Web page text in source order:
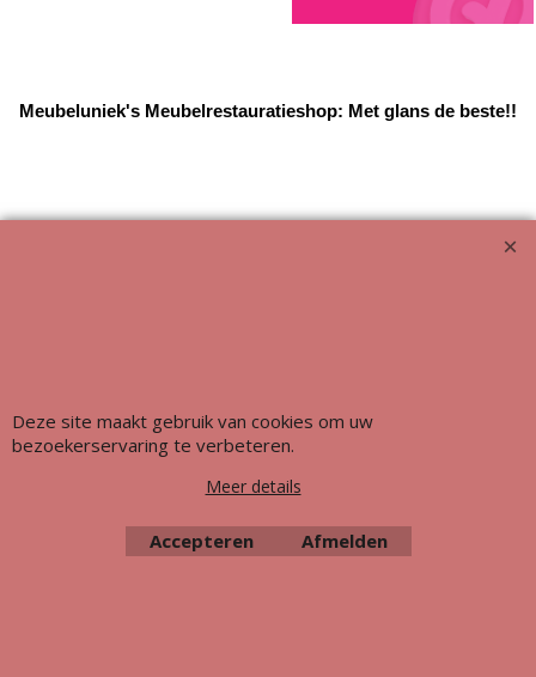
Meubeluniek's Meubelrestauratieshop: Met glans de beste!!
Deze site maakt gebruik van cookies om uw
bezoekerservaring te verbeteren.
Meer details
Accepteren Afmelden